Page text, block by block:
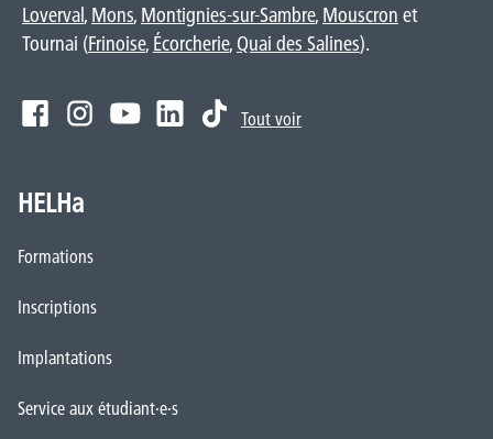
Loverval, Mons, Montignies-sur-Sambre, Mouscron et
Tournai (Frinoise, Écorcherie, Quai des Salines).
Tout voir
HELHa
Formations
Inscriptions
Implantations
Service aux étudiant·e·s